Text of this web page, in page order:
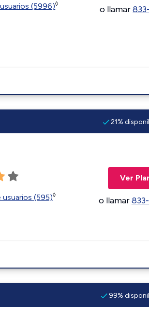
(5996)◊ o llamar
21%
usuarios (595)◊
Ver
o llamar
99%